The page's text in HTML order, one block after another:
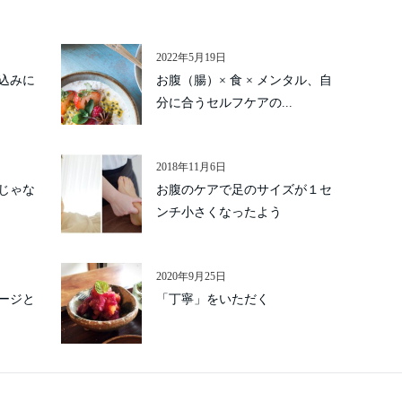
みに
2022年5月19日
お腹（腸）× 食 × メンタル、自
分に合うセルフケアの...
ゃな
2018年11月6日
お腹のケアで足のサイズが１セ
ンチ小さくなったよう
ジと
2020年9月25日
「丁寧」をいただく